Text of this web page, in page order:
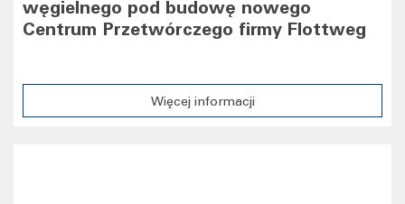
węgielnego pod budowę nowego
Centrum Przetwórczego firmy Flottweg
Więcej informacji